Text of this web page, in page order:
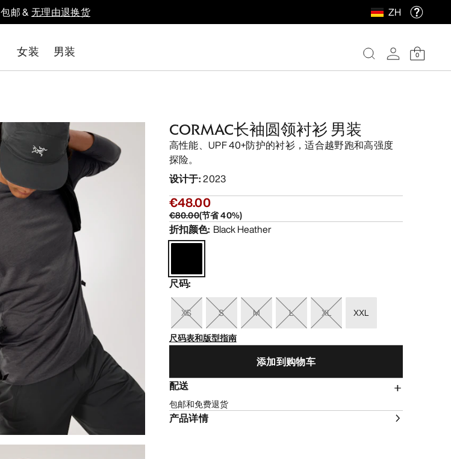
包邮 &无理由退换货 ZH
女装 男装 0
CORMAC长袖圆领衬衫 男装
高性能、UPF 40+防护的衬衫，适合越野跑和高强度
探险。
设计于:2023
€48.00
€80.00(节省40%)
折扣颜色: Black Heather
尺码:
XS S M L XL
XXL
尺码表和版型指南
添加到购物车
配送
包邮和免费退货
产品详情